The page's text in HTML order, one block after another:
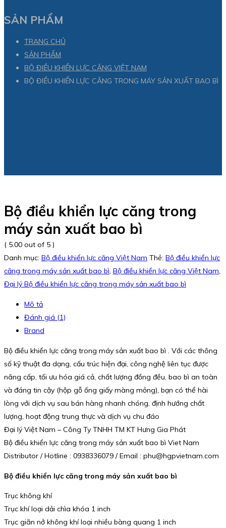
SẢN PHẨM
TRANG CHỦ
SẢN PHẨM
BỘ ĐIỀU KHIỂN LỰC CĂNG VIỆT NAM
BỘ ĐIỀU KHIỂN LỰC CĂNG TRONG MÁY SẢN XUẤT BAO BÌ
Bộ điều khiển lực căng trong
máy sản xuất bao bì
( 5.00 out of 5 )
Danh mục: Bộ điều khiển lực căng Việt Nam Thẻ: Bộ điều khiển lực
căng trong máy sản xuất bao bì, Bộ điều khiển lực căng Việt Nam,
Đại lý Bộ điều khiển lực căng trong máy sản xuất bao bì
Mô tả
Đánh giá (1)
Brand
Bộ điều khiển lực căng trong máy sản xuất bao bì . Với các thông
số kỹ thuật đa dạng, cấu trúc hiện đại, công nghệ liên tục được
nâng cấp, tối ưu hóa giá cả, chất lượng đồng đều, bao bì an toàn
và đáng tin cậy (hộp gỗ ống giấy màng mỏng), bạn có thể hài
lòng với dịch vụ sau bán hàng nhanh chóng, định hướng chất
lượng, hoạt động trung thực và dịch vụ chu đáo
Đại lý Việt Nam – Công Ty TNHH TM KT Hưng Gia Phát
Bộ điều khiển lực căng trong máy sản xuất bao bì Viet Nam
Distributor / Hotline : 0938336079 / Email : phu@hgpvietnam.com
Bộ điều khiển lực căng trong máy sản xuất bao bì
Trục không khí
Trục khí loại dải chìa khóa 1 inch
Trục giãn nở không khí loại nhiều bàng quang 1 inch